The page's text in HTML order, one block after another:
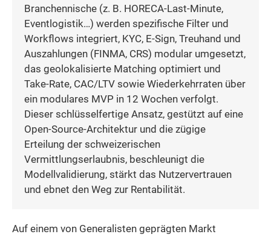
Branchennische (z. B. HORECA-Last-Minute,
Eventlogistik…) werden spezifische Filter und
Workflows integriert, KYC, E-Sign, Treuhand und
Auszahlungen (FINMA, CRS) modular umgesetzt,
das geolokalisierte Matching optimiert und
Take-Rate, CAC/LTV sowie Wiederkehrraten über
ein modulares MVP in 12 Wochen verfolgt.
Dieser schlüsselfertige Ansatz, gestützt auf eine
Open-Source-Architektur und die zügige
Erteilung der schweizerischen
Vermittlungserlaubnis, beschleunigt die
Modellvalidierung, stärkt das Nutzervertrauen
und ebnet den Weg zur Rentabilität.
Auf einem von Generalisten geprägten Markt